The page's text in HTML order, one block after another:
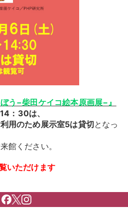
う−柴田ケイコ絵本原画展−』
：30は、
用のため展示室5は貸切となっ
館ください。
いただけます